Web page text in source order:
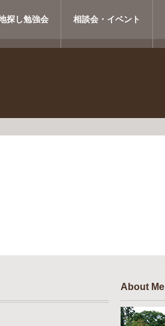
探し勉強会 相談会・イベント
About Me